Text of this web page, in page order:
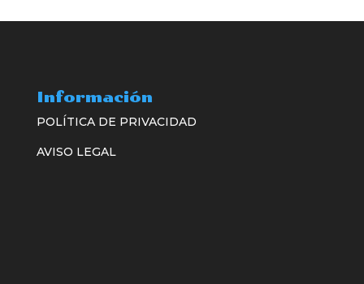
Información
POLÍTICA DE PRIVACIDAD
AVISO LEGAL